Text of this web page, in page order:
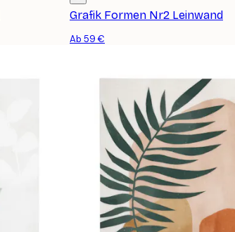
Grafik Formen Nr2 Leinwand
Ab 59 €